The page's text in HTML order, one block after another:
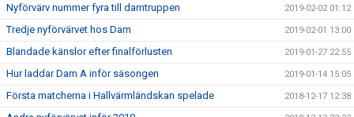
Nyförvärv nummer fyra till damtruppen 2019-02-02 01:12
Tredje nyförvärvet hos Dam 2019-02-01 13:00
Blandade känslor efter finalförlusten 2019-01-27 22:55
Hur laddar Dam A inför säsongen 2019-01-14 15:05
Första matcherna i Hallvärmländskan spelade 2018-12-17 12:38